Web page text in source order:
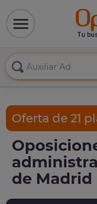
Oferta de 21
de Madrid